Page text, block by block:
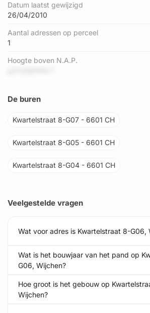
Datum laatst gewijzigd
26/04/2010
Aantal adressen op perceel
1
Hoogte boven N.A.P.
De buren
Kwartelstraat 8-G07 - 6601 CH
Kwartelstraat 8-G05 - 6601 CH
Kwartelstraat 8-G04 - 6601 CH
Veelgestelde vragen
Wat voor adres is Kwartelstraat 8-G06,
Wat is het bouwjaar van het pand op
G06, Wijchen?
Hoe groot is het gebouw op
Wijchen?